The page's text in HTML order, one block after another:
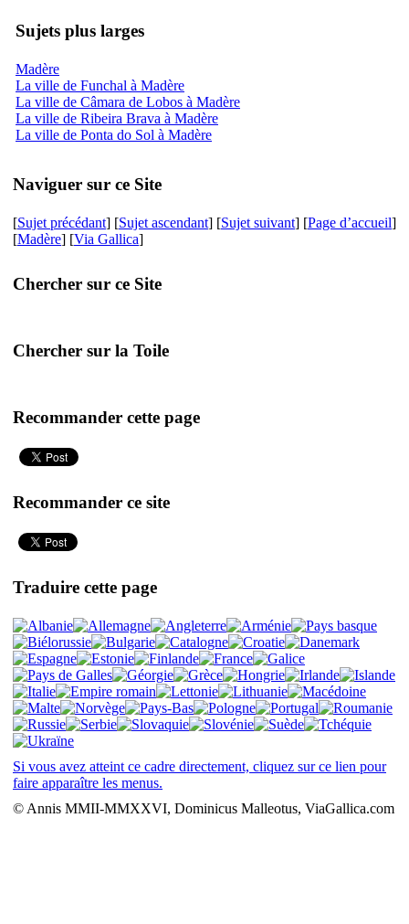
Sujets plus larges
Madère
La ville de Funchal à Madère
La ville de Câmara de Lobos à Madère
La ville de Ribeira Brava à Madère
La ville de Ponta do Sol à Madère
Naviguer sur ce Site
[Sujet précédant] [Sujet ascendant] [Sujet suivant] [Page d’accueil]
[Madère] [Via Gallica]
Chercher sur ce Site
Chercher sur la Toile
Recommander cette page
Recommander ce site
Traduire cette page
Si vous avez atteint ce cadre directement, cliquez sur ce lien pour
faire apparaître les menus.
© Annis MMII-MMXXVI, Dominicus Malleotus, ViaGallica.com